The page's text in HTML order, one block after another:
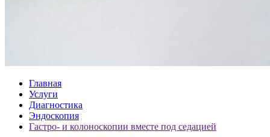
Главная
Услуги
Диагностика
Эндоскопия
Гастро- и колоноскопии вместе под седацией